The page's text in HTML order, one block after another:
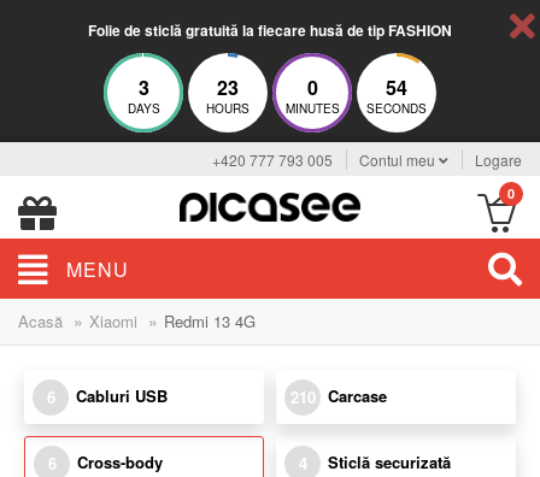
Folie de sticlă gratuită la fiecare husă de tip FASHION
3
DAYS
23
HOURS
0
MINUTES
53
SECONDS
+420 777 793 005 Contul meu Logare
0
MENU
Acasă » Xiaomi » Redmi 13 4G
6 Cabluri USB 210 Carcase
6 Cross-body 4 Sticlă securizată